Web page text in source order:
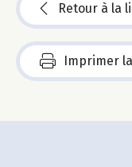
Retour à la
Imprimer